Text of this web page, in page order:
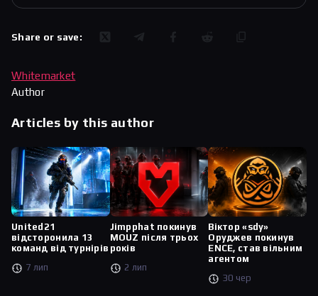
Share or save:
Whitemarket
Author
Articles by this author
United21
відсторонила 13
команд від турнірів
7 лип
Jimpphat покинув
MOUZ після трьох
років
2 лип
Віктор «sdy»
Оруджев покинув
ENCE, став вільним
агентом
30 чер